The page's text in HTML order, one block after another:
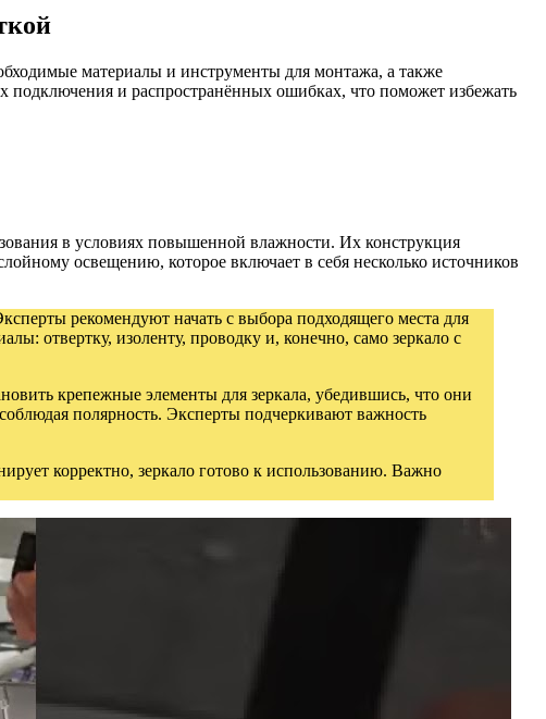
материалы и инструменты для монтажа, а также
и распространённых ошибках, что поможет избежать
в условиях повышенной влажности. Их конструкция
освещению, которое включает в себя несколько источников
рекомендуют начать с выбора подходящего места для
отвертку, изоленту, проводку и, конечно, само зеркало с
крепежные элементы для зеркала, убедившись, что они
полярность. Эксперты подчеркивают важность
корректно, зеркало готово к использованию. Важно